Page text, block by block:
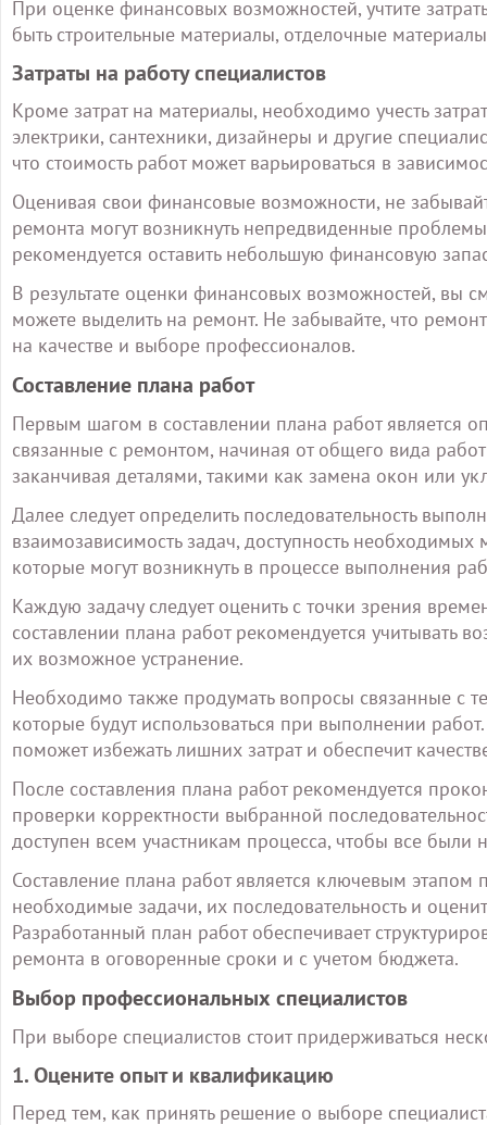
При оценке финансовых возможностей, учтите
быть строительные материалы, отделочные
Затраты на работу специалистов
Кроме затрат на материалы, необходимо учесть
электрики, сантехники, дизайнеры и другие
что стоимость работ может варьироваться в
Оценивая свои финансовые возможности, не
ремонта могут возникнуть непредвиденные
рекомендуется оставить небольшую финансовую
В результате оценки финансовых возможностей, вы
можете выделить на ремонт. Не забывайте, что
на качестве и выборе профессионалов.
Составление плана работ
Первым шагом в составлении плана работ является
связанные с ремонтом, начиная от общего вида
заканчивая деталями, такими как замена окон или
Далее следует определить последовательность
взаимозависимость задач, доступность
которые могут возникнуть в процессе выполнения
Каждую задачу следует оценить с точки зрения
составлении плана работ рекомендуется учитывать
их возможное устранение.
Необходимо также продумать вопросы связанные с
которые будут использоваться при выполнении
поможет избежать лишних затрат и обеспечит
После составления плана работ рекомендуется
проверки корректности выбранной
доступен всем участникам процесса, чтобы все были
Составление плана работ является ключевым этапом
необходимые задачи, их последовательность и
Разработанный план работ обеспечивает
ремонта в оговоренные сроки и с учетом бюджета.
Выбор профессиональных специалистов
При выборе специалистов стоит придерживаться
1. Оцените опыт и квалификацию
Перед тем, как принять решение о выборе